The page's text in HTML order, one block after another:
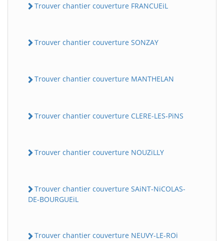
Trouver chantier couverture FRANCUEiL
Trouver chantier couverture SONZAY
Trouver chantier couverture MANTHELAN
Trouver chantier couverture CLERE-LES-PiNS
Trouver chantier couverture NOUZiLLY
Trouver chantier couverture SAiNT-NiCOLAS-
DE-BOURGUEiL
Trouver chantier couverture NEUVY-LE-ROi